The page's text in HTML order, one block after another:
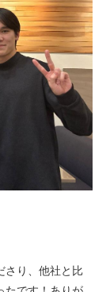
さり、他社と比